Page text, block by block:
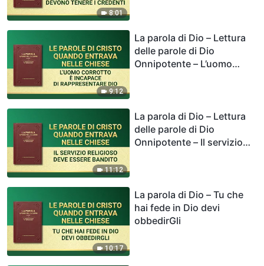
8:01
9:12
La parola di Dio – Lettura
delle parole di Dio
Onnipotente – L’uomo
11:12
La parola di Dio – Lettura
delle parole di Dio
Onnipotente – Il servizio
10:17
La parola di Dio – Tu che
hai fede in Dio devi
obbedirGli